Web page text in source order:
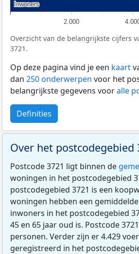
2.000
Inwoners
Inwoners
Overzicht van de belangrijkste cijfers
3721.
Op deze pagina vind je een kaart
dan 250 onderwerpen voor het
belangrijkste gegevens vooralle
Definities
Over het postcodegebied
Postcode 3721 ligt binnen de
woningen in het postcodegebied
postcodegebied 3721 is een
woningen hebben een gemiddelde
inwoners in het postcodegebied
45 en 65 jaar oud is. Postcode
personen. Verder zijn er 4.429
geregistreerd in het